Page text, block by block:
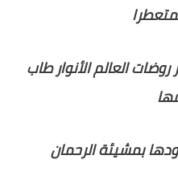
العالم الأنوار طاب
بمشيئة الرحمان